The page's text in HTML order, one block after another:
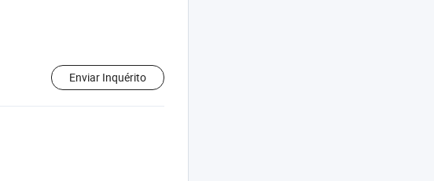
Enviar Inquérito